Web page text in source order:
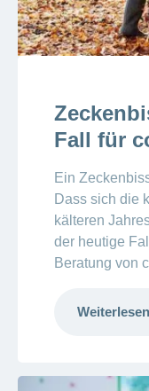
Fall für
Ein
Dass sich die
kälteren
der heutige
Beratung von
Weiterlesen